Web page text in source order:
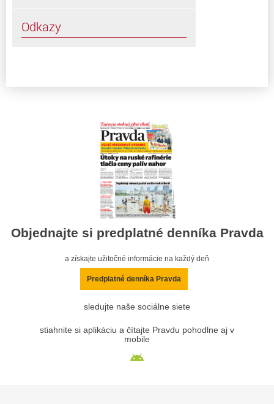
Odkazy
Objednajte si predplatné denníka Pravda
a získajte užitočné informácie na každý deň
Predplatné denníka Pravda
sledujte naše sociálne siete
stiahnite si aplikáciu a čítajte Pravdu pohodlne aj v
mobile